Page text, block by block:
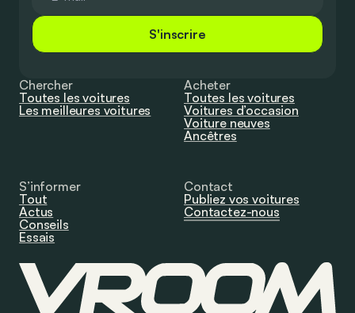
S'inscrire
Chercher
Toutes les voitures
Les meilleures voitures
Acheter
Toutes les voitures
Voitures d’occasion
Voiture neuves
Ancêtres
S’informer
Tout
Actus
Conseils
Essais
Contact
Publiez vos voitures
Contactez-nous